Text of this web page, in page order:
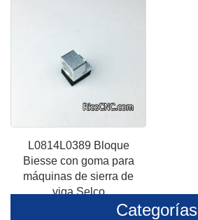
L0814L0389 Bloque
Biesse con goma para
máquinas de sierra de
viga Selco
Categorías